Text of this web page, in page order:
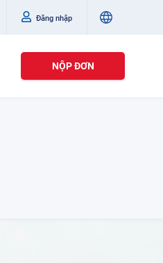
Đăng nhập
NỘP ĐƠN